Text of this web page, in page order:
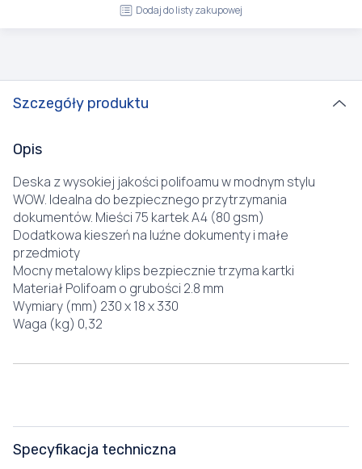
Dodaj do listy zakupowej
Szczegóły produktu
Opis
Deska z wysokiej jakości polifoamu w modnym stylu
WOW. Idealna do bezpiecznego przytrzymania
dokumentów. Mieści 75 kartek A4 (80 gsm)
Dodatkowa kieszeń na luźne dokumenty i małe
przedmioty
Mocny metalowy klips bezpiecznie trzyma kartki
Materiał Polifoam o grubości 2.8 mm
Wymiary (mm) 230 x 18 x 330
Waga (kg) 0,32
Specyfikacja techniczna